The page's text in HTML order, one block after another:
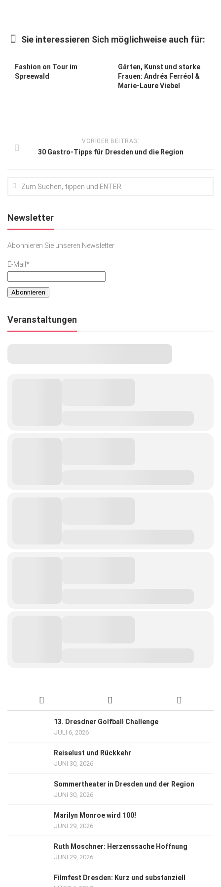
Lifestyle
Podcast
Sie interessieren Sich möglichweise auch für:
Fashion on Tour im
Spreewald
Gärten, Kunst und starke
Frauen: Andréa Ferréol &
Marie-Laure Viebel
VORIGER BEITRAG:
30 Gastro-Tipps für Dresden und die Region
Newsletter
Abonnieren Sie unseren Newsletter
E-Mail*
Veranstaltungen
13. Dresdner Golfball Challenge
JULI 6, 2026
Reiselust und Rückkehr
JUNI 30, 2026
Sommertheater in Dresden und der Region
JUNI 30, 2026
Marilyn Monroe wird 100!
JUNI 29, 2026
Ruth Moschner: Herzenssache Hoffnung
JUNI 29, 2026
Filmfest Dresden: Kurz und substanziell